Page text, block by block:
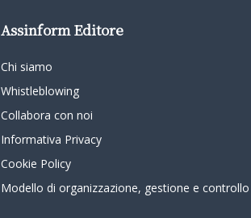
Assinform Editore
Chi siamo
Whistleblowing
Collabora con noi
Informativa Privacy
Cookie Policy
Modello di organizzazione, gestione e controllo